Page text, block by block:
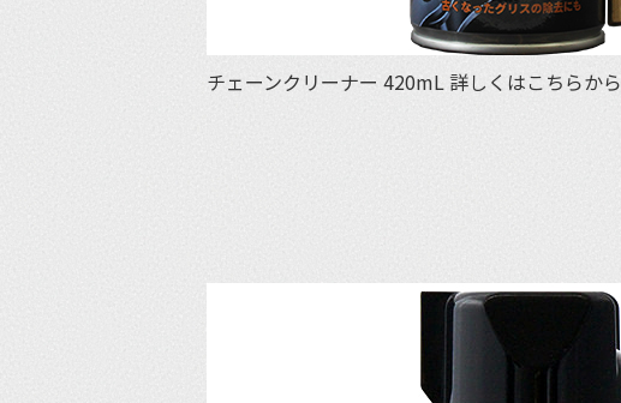
チェーンクリーナー 420mL 詳しくはこちらから